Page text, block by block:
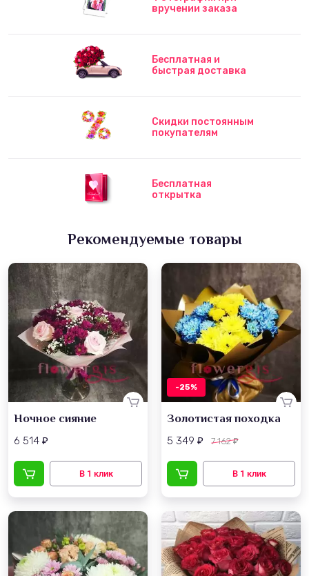
вручении заказа
Бесплатная и
быстрая доставка
Скидки постоянным
покупателям
Бесплатная
открытка
Рекомендуемые товары
Ночное сияние
6 514 ₽
-25%
Золотистая походка
5 349 ₽ 7 162₽